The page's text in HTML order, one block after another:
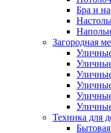
Бра и
Загородная
Техника для